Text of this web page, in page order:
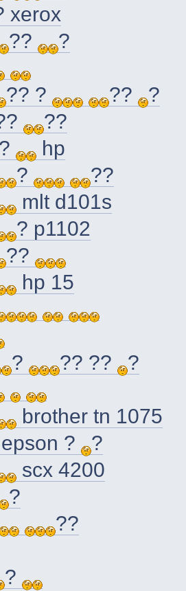
xerox
??
?
?? ? ??
?
??
?
hp
?
??
mlt d101s
? p1102
??
hp 15
? ?? ??
?
brother tn 1075
?
?
scx 4200
?
??
?